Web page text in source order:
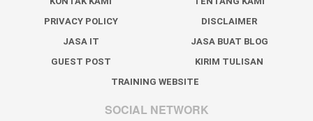
PRIVACY POLICY
DISCLAIMER
JASA IT
JASA BUAT BLOG
GUEST POST
KIRIM TULISAN
TRAINING WEBSITE
SOCIAL NETWORK